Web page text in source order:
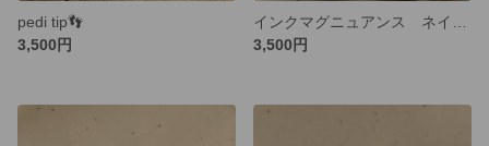
pedi tip👣
3,500円
3,500円